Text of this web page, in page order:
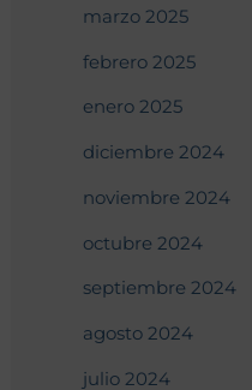
marzo 2025
febrero 2025
enero 2025
diciembre 2024
noviembre 2024
octubre 2024
septiembre 2024
agosto 2024
julio 2024